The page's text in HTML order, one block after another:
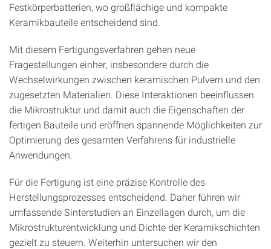
Festkörperbatterien, wo großflächige und kompakte
Keramikbauteile entscheidend sind.
Mit diesem Fertigungsverfahren gehen neue
Fragestellungen einher, insbesondere durch die
Wechselwirkungen zwischen keramischen Pulvern und den
zugesetzten Materialien. Diese Interaktionen beeinflussen
die Mikrostruktur und damit auch die Eigenschaften der
fertigen Bauteile und eröffnen spannende Möglichkeiten zur
Optimierung des gesamten Verfahrens für industrielle
Anwendungen.
Für die Fertigung ist eine präzise Kontrolle des
Herstellungsprozesses entscheidend. Daher führen wir
umfassende Sinterstudien an Einzellagen durch, um die
Mikrostrukturentwicklung und Dichte der Keramikschichten
gezielt zu steuern. Weiterhin untersuchen wir den